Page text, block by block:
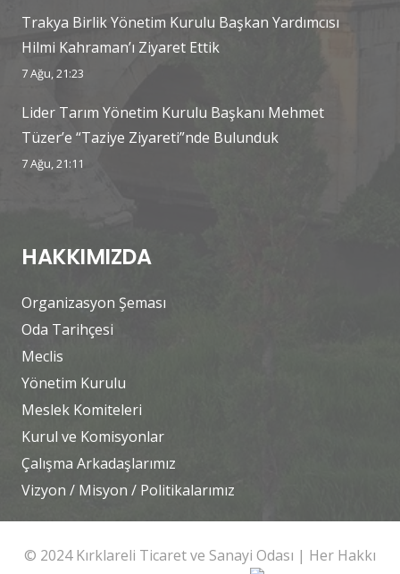
Trakya Birlik Yönetim Kurulu Başkan Yardımcısı
Hilmi Kahraman’ı Ziyaret Ettik
7 Ağu, 21:23
Lider Tarım Yönetim Kurulu Başkanı Mehmet
Tüzer’e “Taziye Ziyareti”nde Bulunduk
7 Ağu, 21:11
HAKKIMIZDA
Organizasyon Şeması
Oda Tarihçesi
Meclis
Yönetim Kurulu
Meslek Komiteleri
Kurul ve Komisyonlar
Çalışma Arkadaşlarımız
Vizyon / Misyon / Politikalarımız
© 2024 Kırklareli Ticaret ve Sanayi Odası | Her Hakkı